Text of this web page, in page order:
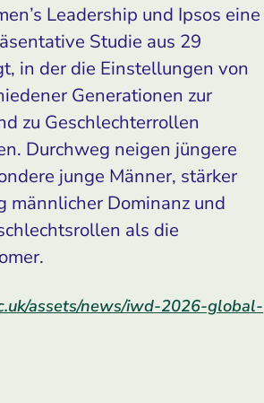
Leadership und Ipsos eine
Studie aus 29
in der die Einstellungen von
Generationen zur
zu Geschlechterrollen
Durchweg neigen jüngere
junge Männer, stärker
männlicher Dominanz und
als die
assets/news/iwd-2026-global-